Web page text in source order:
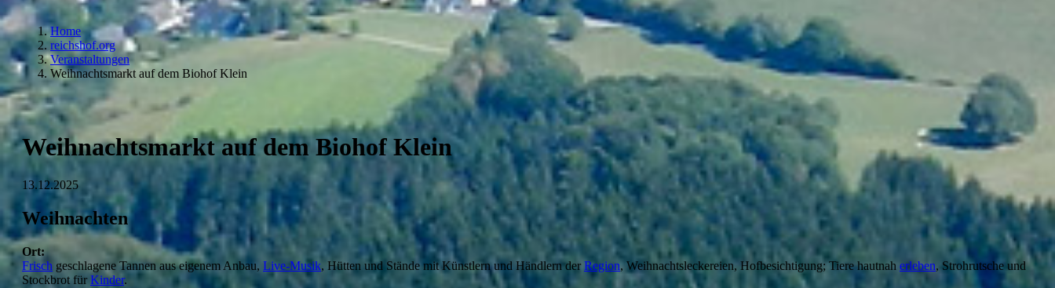
Home
reichshof.org
Veranstaltungen
Weihnachtsmarkt auf dem Biohof Klein
Weihnachtsmarkt auf dem Biohof Klein
13.12.2025
Weihnachten
Ort:
Frisch geschlagene Tannen aus eigenem Anbau, Live-Musik, Hütten und Stände mit Künstlern und Händlern derRegion, Weihnachtsleckereien, Hofbesichtigung; Tiere hautnah erleben, Strohrutsche und
Stockbrot fürKinder.